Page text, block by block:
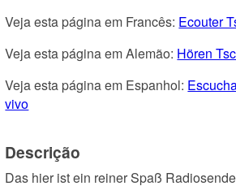
Veja esta página em Francês: Ecouter
Veja esta página em Alemão: Hören
Veja esta página em Espanhol:
vivo
Descrição
Das hier ist ein reiner Spaß